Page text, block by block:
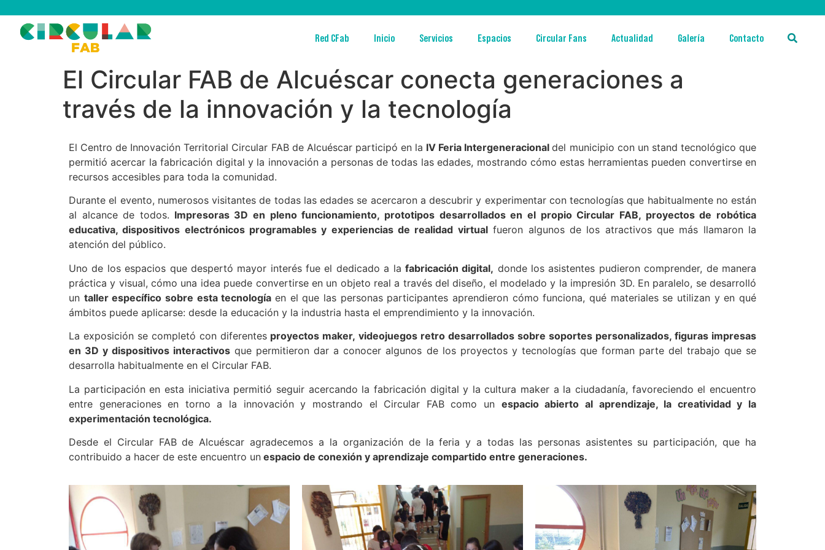
Red CFab Inicio Servicios Espacios Circular Fans Actualidad Galería Contacto
El Circular FAB de Alcuéscar conecta generaciones a
través de la innovación y la tecnología
El Centro de Innovación Territorial Circular FAB de Alcuéscar participó en la IV Feria Intergeneracionaldel municipio con un stand tecnológico que
permitió acercar la fabricación digital y la innovación a personas de todas las edades, mostrando cómo estas herramientas pueden convertirse en
recursos accesibles para toda la comunidad.
Durante el evento, numerosos visitantes de todas las edades se acercaron a descubrir y experimentar con tecnologías que habitualmente no están
al alcance de todos. Impresoras 3D en pleno funcionamiento, prototipos desarrollados en el propio Circular FAB, proyectos de robótica
educativa, dispositivos electrónicos programables y experiencias de realidad virtualfueron algunos de los atractivos que más llamaron la
atención del público.
Uno de los espacios que despertó mayor interés fue el dedicado a la fabricación digital, donde los asistentes pudieron comprender, de manera
práctica y visual, cómo una idea puede convertirse en un objeto real a través del diseño, el modelado y la impresión 3D. En paralelo, se desarrolló
un taller específico sobre esta tecnologíaen el que las personas participantes aprendieron cómo funciona, qué materiales se utilizan y en qué
ámbitos puede aplicarse: desde la educación y la industria hasta el emprendimiento y la innovación.
La exposición se completó con diferentes proyectos maker, videojuegos retro desarrollados sobre soportes personalizados, figuras impresas
en 3D y dispositivos interactivos que permitieron dar a conocer algunos de los proyectos y tecnologías que forman parte del trabajo que se
desarrolla habitualmente en el Circular FAB.
La participación en esta iniciativa permitió seguir acercando la fabricación digital y la cultura maker a la ciudadanía, favoreciendo el encuentro
entre generaciones en torno a la innovación y mostrando el Circular FAB como un espacio abierto al aprendizaje, la creatividad y la
experimentación tecnológica.
Desde el Circular FAB de Alcuéscar agradecemos a la organización de la feria y a todas las personas asistentes su participación, que ha
contribuido a hacer de este encuentro un espacio de conexión y aprendizaje compartido entre generaciones.